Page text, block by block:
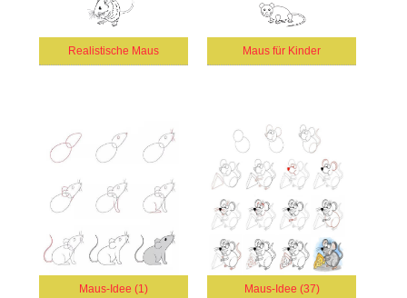
Realistische Maus Maus für Kinder
Maus-Idee (1) Maus-Idee (37)